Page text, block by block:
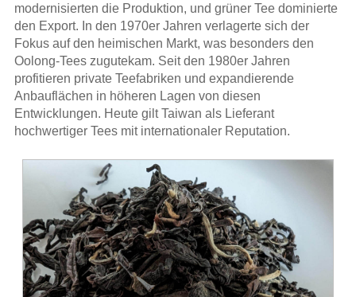
modernisierten die Produktion, und grüner Tee dominierte
den Export. In den 1970er Jahren verlagerte sich der
Fokus auf den heimischen Markt, was besonders den
Oolong-Tees zugutekam. Seit den 1980er Jahren
profitieren private Teefabriken und expandierende
Anbauflächen in höheren Lagen von diesen
Entwicklungen. Heute gilt Taiwan als Lieferant
hochwertiger Tees mit internationaler Reputation.